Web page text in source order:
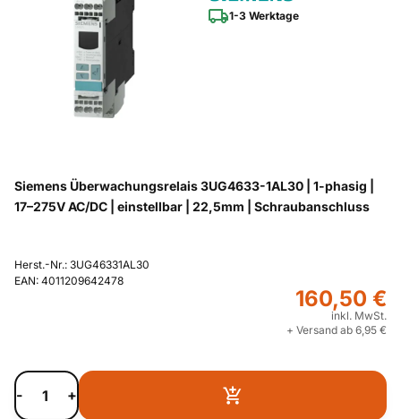
1-3 Werktage
Siemens Überwachungsrelais 3UG4633-1AL30 | 1-phasig |
17–275V AC/DC | einstellbar | 22,5mm | Schraubanschluss
Herst.-Nr.: 3UG46331AL30
EAN: 4011209642478
160,50 €
inkl. MwSt.
+ Versand ab 6,95 €
- +